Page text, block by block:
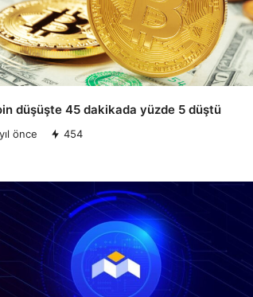
düşüşte 45 dakikada yüzde 5 düştü
önce 454